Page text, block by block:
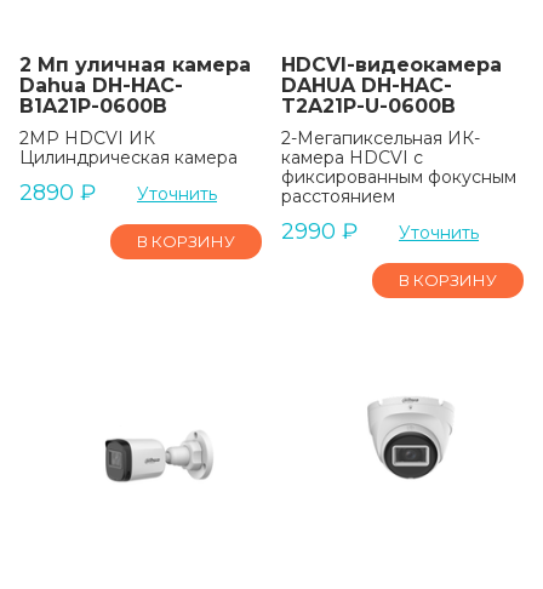
2 Мп уличная камера
Dahua DH-HAC-
B1A21P-0600B
2MP HDCVI ИК
Цилиндрическая камера
2890 ₽ Уточнить
В КОРЗИНУ
HDCVI-видеокамера
DAHUA DH-HAC-
T2A21P-U-0600B
2-Мегапиксельная ИК-
камера HDCVI с
фиксированным фокусным
расстоянием
2990 ₽ Уточнить
В КОРЗИНУ